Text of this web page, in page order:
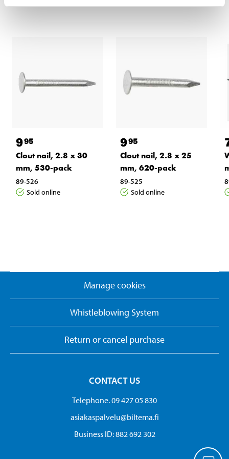
995
Clout nail, 2.8 x 30
mm, 530-pack
89-526
Sold online
995
Clout nail, 2.8 x 25
mm, 620-pack
89-525
Sold online
Manage cookies
Whistleblowing System
Return or cancel purchase
CONTACT US
Telephone. 09 427 05 830
asiakaspalvelu@biltema.fi
Business ID:​ 882 692 302